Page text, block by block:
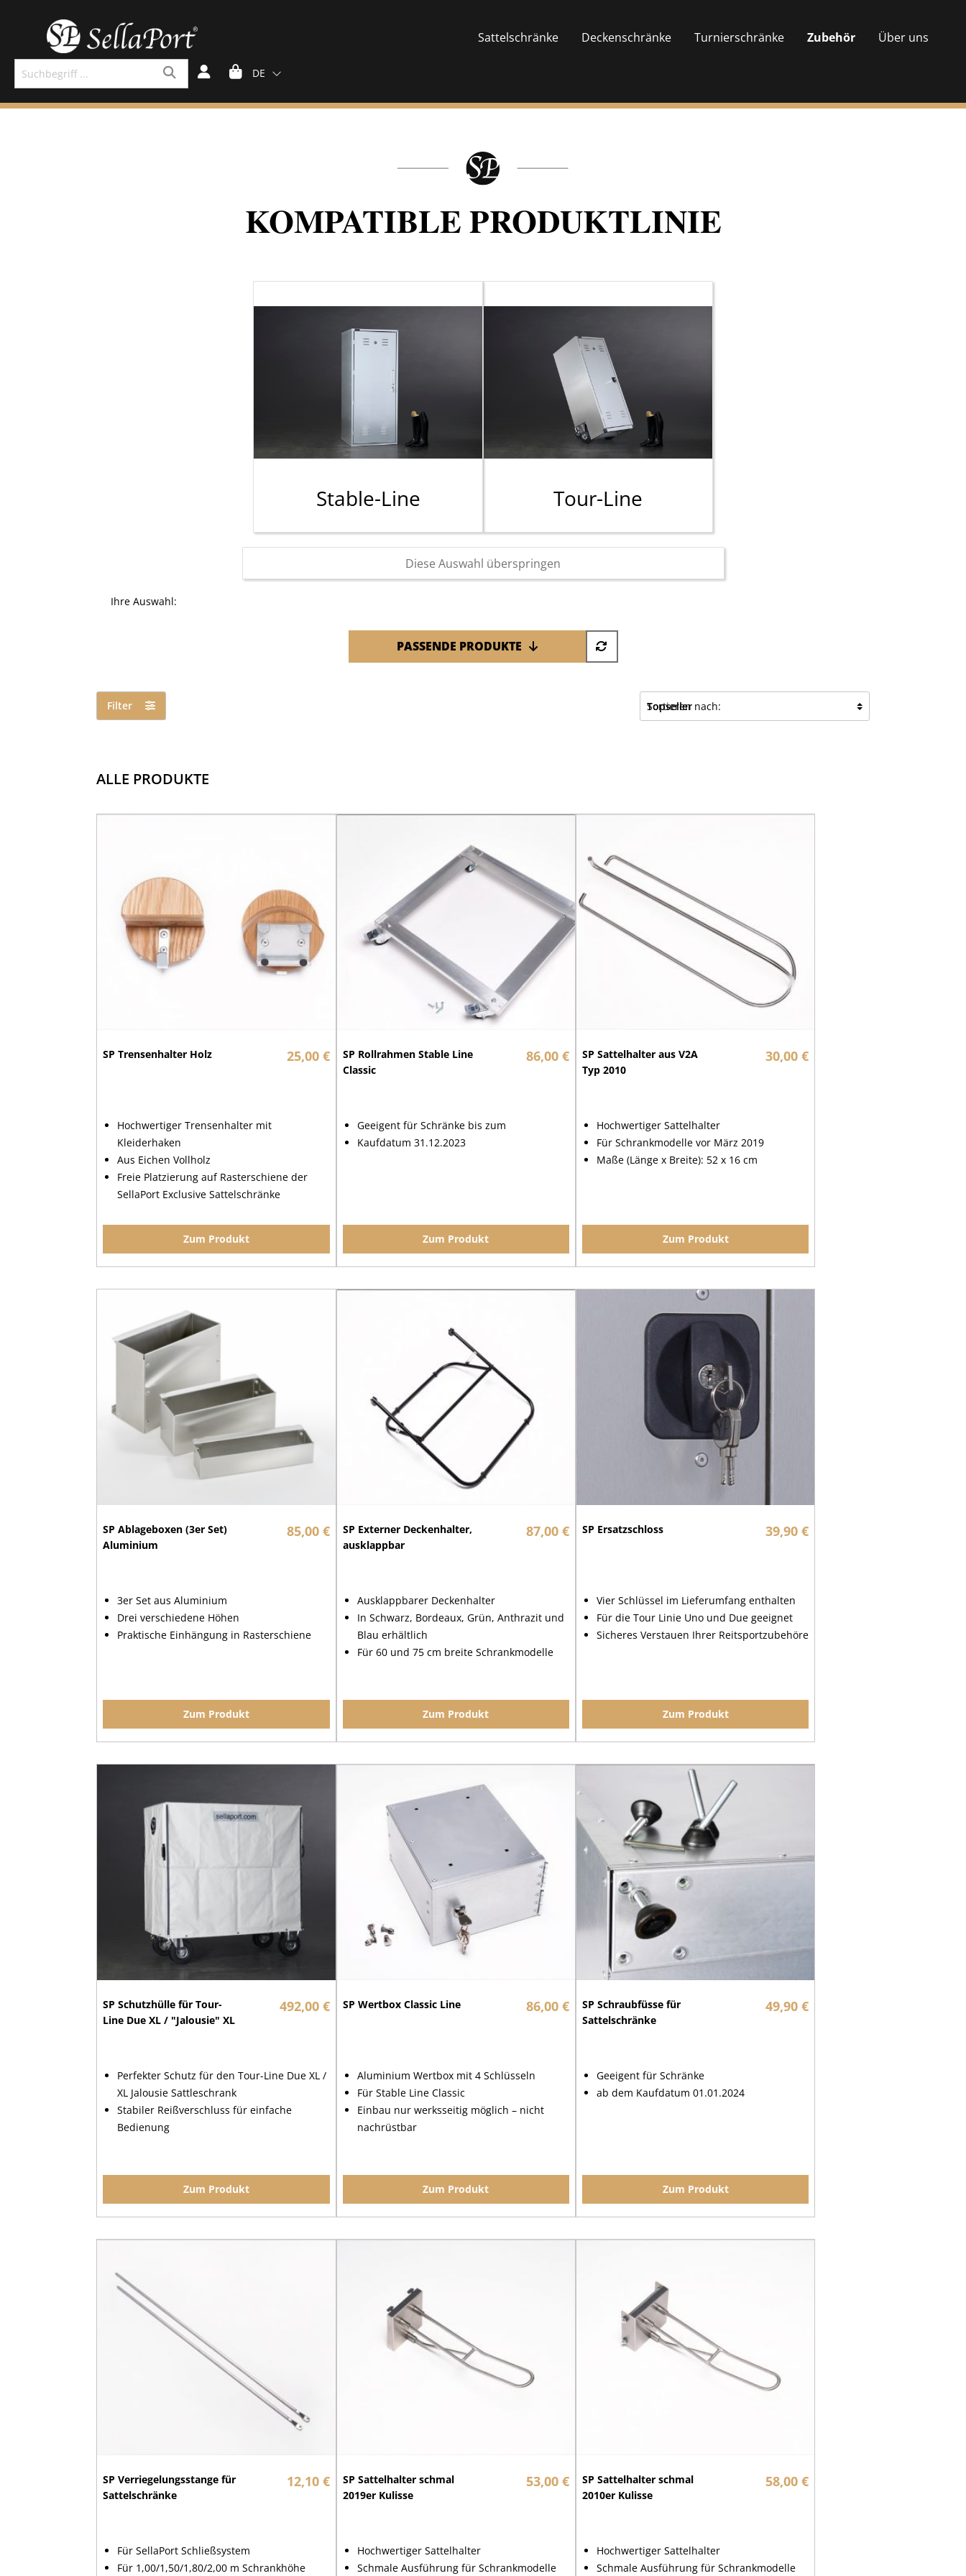
Sattelschränke Deckenschränke Turnierschränke Zubehör Über uns
DE
KOMPATIBLE PRODUKTLINIE
Stable-Line Tour-Line
Diese Auswahl überspringen
Ihre Auswahl:
PASSENDE PRODUKTE
Filter Sortieren nach:
ALLE PRODUKTE
SP Trensenhalter Holz 25,00 €
Hochwertiger Trensenhalter mit
Kleiderhaken
Aus Eichen Vollholz
Freie Platzierung auf Rasterschiene der
SellaPort Exclusive Sattelschränke
Zum Produkt
SP Rollrahmen Stable Line
Classic
86,00 €
Geeigent für Schränke bis zum
Kaufdatum 31.12.2023
Zum Produkt
SP Sattelhalter aus V2A
Typ 2010
30,00 €
Hochwertiger Sattelhalter
Für Schrankmodelle vor März 2019
Maße (Länge x Breite): 52 x 16 cm
Zum Produkt
SP Ablageboxen (3er Set)
Aluminium
85,00 €
3er Set aus Aluminium
Drei verschiedene Höhen
Praktische Einhängung in Rasterschiene
Zum Produkt
SP Externer Deckenhalter,
ausklappbar
87,00 €
Ausklappbarer Deckenhalter
In Schwarz, Bordeaux, Grün, Anthrazit und
Blau erhältlich
Für 60 und 75 cm breite Schrankmodelle
Zum Produkt
SP Ersatzschloss 39,90 €
Vier Schlüssel im Lieferumfang enthalten
Für die Tour Linie Uno und Due geeignet
Sicheres Verstauen Ihrer Reitsportzubehöre
Zum Produkt
SP Schutzhülle für Tour-
Line Due XL / "Jalousie" XL
492,00 €
Perfekter Schutz für den Tour-Line Due XL /
XL Jalousie Sattleschrank
Stabiler Reißverschluss für einfache
Bedienung
Zum Produkt
SP Wertbox Classic Line 86,00 €
Aluminium Wertbox mit 4 Schlüsseln
Für Stable Line Classic
Einbau nur werksseitig möglich – nicht
nachrüstbar
Zum Produkt
SP Schraubfüsse für
Sattelschränke
49,90 €
Geeigent für Schränke
ab dem Kaufdatum 01.01.2024
Zum Produkt
SP Verriegelungsstange für
Sattelschränke
12,10 €
Für SellaPort Schließsystem
Für 1,00/1,50/1,80/2,00 m Schrankhöhe
SP Sattelhalter schmal
2019er Kulisse
53,00 €
Hochwertiger Sattelhalter
Schmale Ausführung für Schrankmodelle
SP Sattelhalter schmal
2010er Kulisse
58,00 €
Hochwertiger Sattelhalter
Schmale Ausführung für Schrankmodelle